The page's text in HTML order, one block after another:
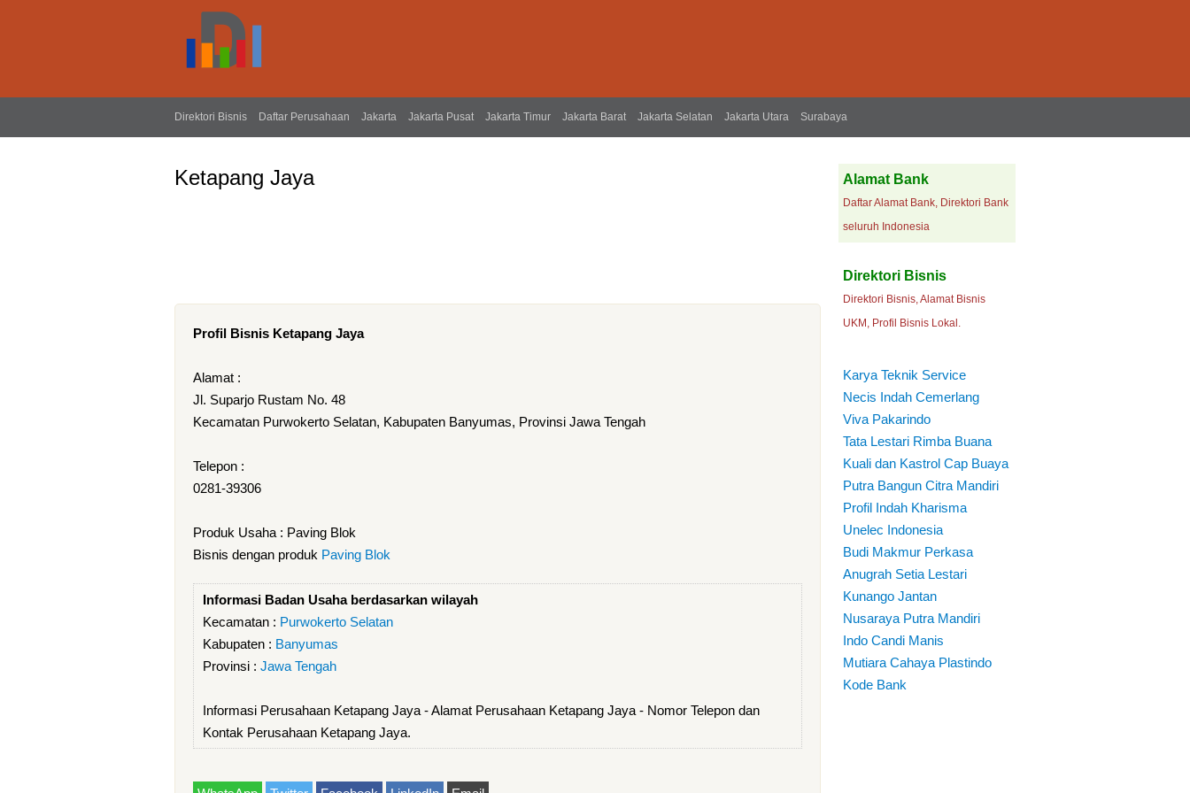
Direktori Bisnis Daftar Perusahaan Jakarta Jakarta Pusat Jakarta Timur Jakarta Barat Jakarta Selatan Jakarta Utara Surabaya
Ketapang Jaya
Profil Bisnis Ketapang Jaya
Alamat :
Jl. Suparjo Rustam No. 48
Kecamatan Purwokerto Selatan, Kabupaten Banyumas, Provinsi Jawa Tengah
Telepon :
0281-39306
Produk Usaha : Paving Blok
Bisnis dengan produk Paving Blok
Informasi Badan Usaha berdasarkan wilayah
Kecamatan : Purwokerto Selatan
Kabupaten : Banyumas
Provinsi : Jawa Tengah
Informasi Perusahaan Ketapang Jaya - Alamat Perusahaan Ketapang Jaya - Nomor Telepon dan
Kontak Perusahaan Ketapang Jaya.
Alamat Bank
Daftar Alamat Bank, Direktori Bank
seluruh Indonesia
Direktori Bisnis
Direktori Bisnis, Alamat Bisnis
UKM, Profil Bisnis Lokal.
Karya Teknik Service
Necis Indah Cemerlang
Viva Pakarindo
Tata Lestari Rimba Buana
Kuali dan Kastrol Cap Buaya
Putra Bangun Citra Mandiri
Profil Indah Kharisma
Unelec Indonesia
Budi Makmur Perkasa
Anugrah Setia Lestari
Kunango Jantan
Nusaraya Putra Mandiri
Indo Candi Manis
Mutiara Cahaya Plastindo
Kode Bank